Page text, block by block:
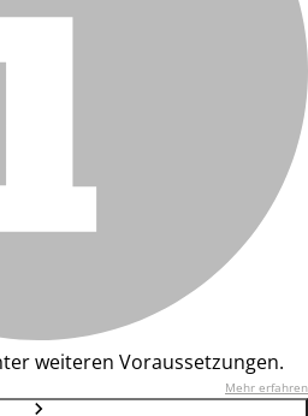
weiteren Voraussetzungen.
Mehr erfahren